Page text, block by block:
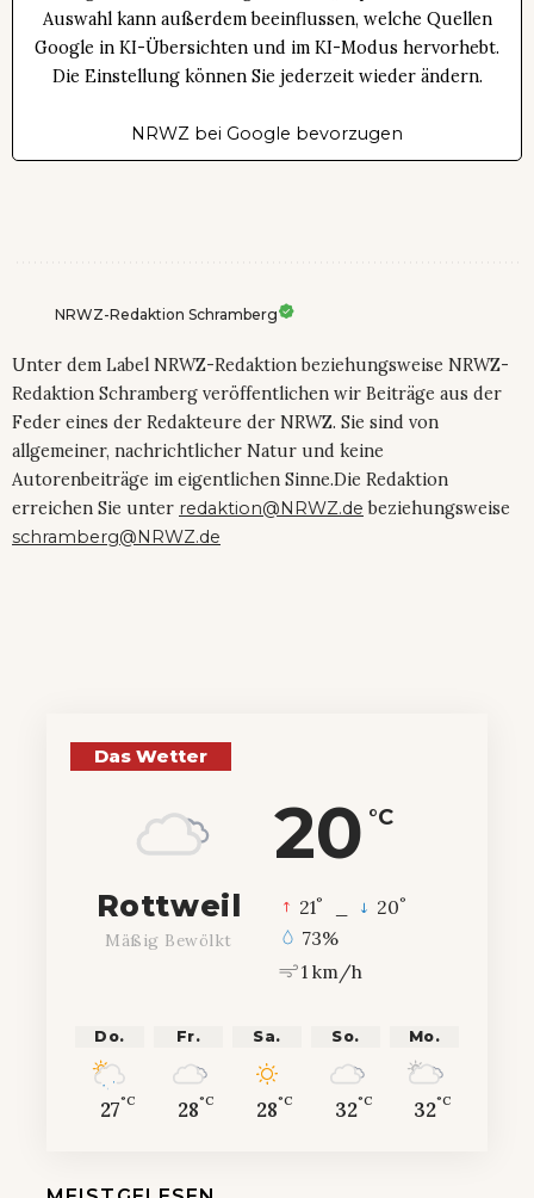
Auswahl kann außerdem beeinflussen, welche Quellen
Google in KI-Übersichten und im KI-Modus hervorhebt.
Die Einstellung können Sie jederzeit wieder ändern.
NRWZ bei Google bevorzugen
NRWZ-Redaktion Schramberg
Unter dem Label NRWZ-Redaktion beziehungsweise NRWZ-
Redaktion Schramberg veröffentlichen wir Beiträge aus der
Feder eines der Redakteure der NRWZ. Sie sind von
allgemeiner, nachrichtlicher Natur und keine
Autorenbeiträge im eigentlichen Sinne.Die Redaktion
erreichen Sie unter redaktion@NRWZ.de beziehungsweise
schramberg@NRWZ.de
Das Wetter
20 °C
Rottweil
Mäßig Bewölkt
21° 20°
73%
1 km/h
Do.
27°C
Fr.
28°C
Sa.
28°C
So.
32°C
Mo.
32°C